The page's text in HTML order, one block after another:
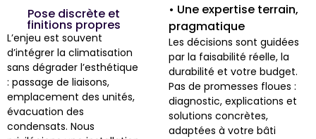
Pose discrète et
finitions propres
L’enjeu est souvent
d’intégrer la climatisation
sans dégrader l’esthétique
: passage de liaisons,
emplacement des unités,
évacuation des
condensats. Nous
• Une expertise terrain,
pragmatique
Les décisions sont guidées
par la faisabilité réelle, la
durabilité et votre budget.
Pas de promesses floues :
diagnostic, explications et
solutions concrètes,
adaptées à votre bâti